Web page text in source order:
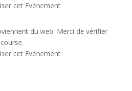
cet Evènement
du web. Merci de vérifier
cet Evènement